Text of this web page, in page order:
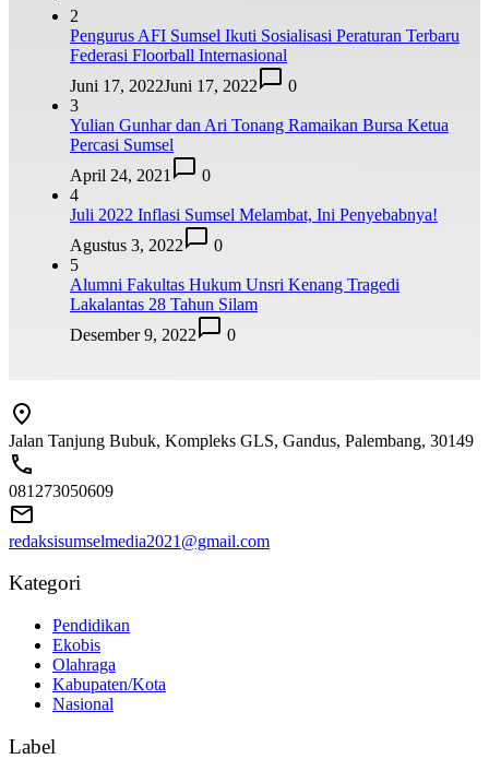
2
Pengurus AFI Sumsel Ikuti Sosialisasi Peraturan Terbaru
Federasi Floorball Internasional
Juni 17, 2022Juni 17, 2022
0
3
Yulian Gunhar dan Ari Tonang Ramaikan Bursa Ketua
Percasi Sumsel
April 24, 2021
0
4
Juli 2022 Inflasi Sumsel Melambat, Ini Penyebabnya!
Agustus 3, 2022
0
5
Alumni Fakultas Hukum Unsri Kenang Tragedi
Lakalantas 28 Tahun Silam
Desember 9, 2022
0
Jalan Tanjung Bubuk, Kompleks GLS, Gandus, Palembang, 30149
081273050609
redaksisumselmedia2021@gmail.com
Kategori
Pendidikan
Ekobis
Olahraga
Kabupaten/Kota
Nasional
Label